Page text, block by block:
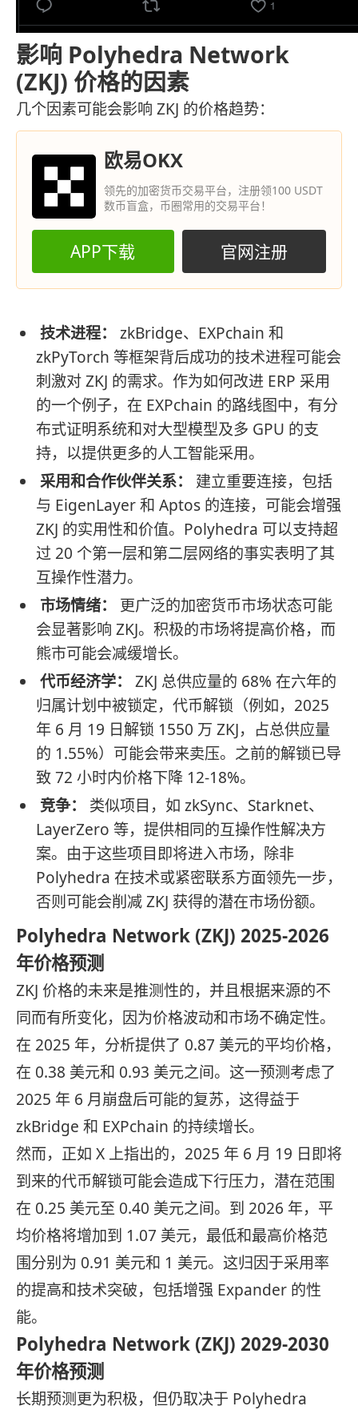
影响 Polyhedra Network
(ZKJ) 价格的因素
几个因素可能会影响 ZKJ 的价格趋势：
欧易OKX
领先的加密货币交易平台，注册领100 USDT
数币盲盒，币圈常用的交易平台！
APP下载 官网注册
技术进程： zkBridge、EXPchain 和
zkPyTorch 等框架背后成功的技术进程可能会
刺激对 ZKJ 的需求。作为如何改进 ERP 采用
的一个例子，在 EXPchain 的路线图中，有分
布式证明系统和对大型模型及多 GPU 的支
持，以提供更多的人工智能采用。
采用和合作伙伴关系： 建立重要连接，包括
与 EigenLayer 和 Aptos 的连接，可能会增强
ZKJ 的实用性和价值。Polyhedra 可以支持超
过 20 个第一层和第二层网络的事实表明了其
互操作性潜力。
市场情绪： 更广泛的加密货币市场状态可能
会显著影响 ZKJ。积极的市场将提高价格，而
熊市可能会减缓增长。
代币经济学： ZKJ 总供应量的 68% 在六年的
归属计划中被锁定，代币解锁（例如，2025
年 6 月 19 日解锁 1550 万 ZKJ，占总供应量
的 1.55%）可能会带来卖压。之前的解锁已导
致 72 小时内价格下降 12-18%。
竞争： 类似项目，如 zkSync、Starknet、
LayerZero 等，提供相同的互操作性解决方
案。由于这些项目即将进入市场，除非
Polyhedra 在技术或紧密联系方面领先一步，
否则可能会削减 ZKJ 获得的潜在市场份额。
Polyhedra Network (ZKJ) 2025-2026
年价格预测
ZKJ 价格的未来是推测性的，并且根据来源的不
同而有所变化，因为价格波动和市场不确定性。
在 2025 年，分析提供了 0.87 美元的平均价格，
在 0.38 美元和 0.93 美元之间。这一预测考虑了
2025 年 6 月崩盘后可能的复苏，这得益于
zkBridge 和 EXPchain 的持续增长。
然而，正如 X 上指出的，2025 年 6 月 19 日即将
到来的代币解锁可能会造成下行压力，潜在范围
在 0.25 美元至 0.40 美元之间。到 2026 年，平
均价格将增加到 1.07 美元，最低和最高价格范
围分别为 0.91 美元和 1 美元。这归因于采用率
的提高和技术突破，包括增强 Expander 的性
能。
Polyhedra Network (ZKJ) 2029-2030
年价格预测
长期预测更为积极，但仍取决于 Polyhedra